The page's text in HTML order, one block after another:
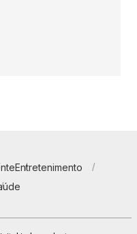
Entretenimento